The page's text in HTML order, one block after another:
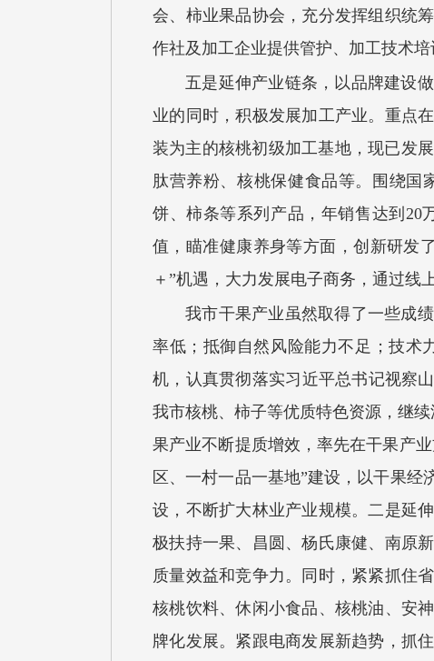
会、柿业果品协会，充分发挥组织统
作社及加工企业提供管护、加工技术
五是延伸产业链条，以品牌建设
业的同时，积极发展加工产业。重点
装为主的核桃初级加工基地，现已发
肽营养粉、核桃保健食品等。围绕国
饼、柿条等系列产品，年销售达到20
值，瞄准健康养身等方面，创新研发
＋”机遇，大力发展电子商务，通过线
我市干果产业虽然取得了一些成
率低；抵御自然风险能力不足；技术
机，认真贯彻落实习近平总书记视察
我市核桃、柿子等优质特色资源，继
果产业不断提质增效，率先在干果产
区、一村一品一基地”建设，以干果
设，不断扩大林业产业规模。二是延
极扶持一果、昌圆、杨氏康健、南原
质量效益和竞争力。同时，紧紧抓住
核桃饮料、休闲小食品、核桃油、安
牌化发展。紧跟电商发展新趋势，抓